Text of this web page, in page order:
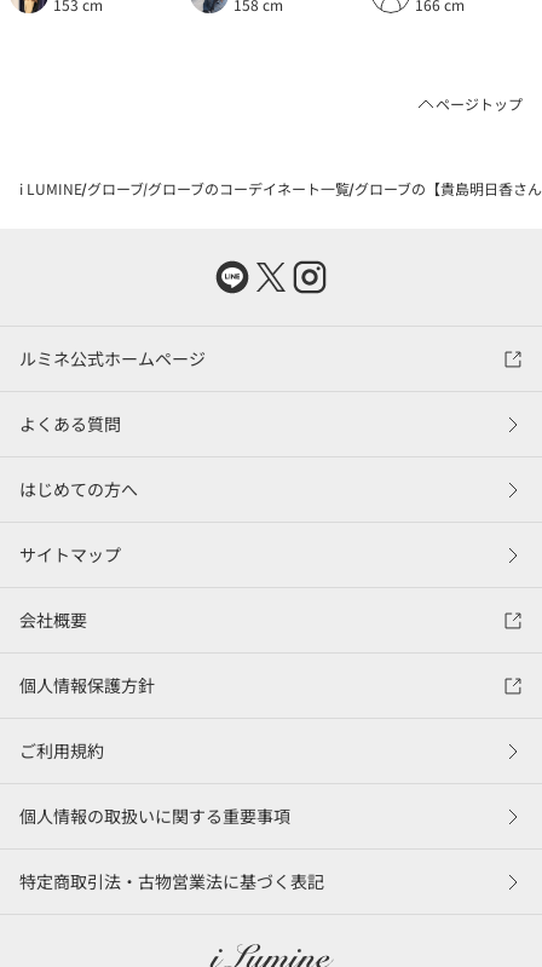
153 cm
158 cm
166 cm
ページトップ
i LUMINE グローブ グローブのコーデイネート一覧 グローブの【貴島明日香さ
ルミネ公式ホームページ
よくある質問
はじめての方へ
サイトマップ
会社概要
個人情報保護方針
ご利用規約
個人情報の取扱いに関する重要事項
特定商取引法・古物営業法に基づく表記